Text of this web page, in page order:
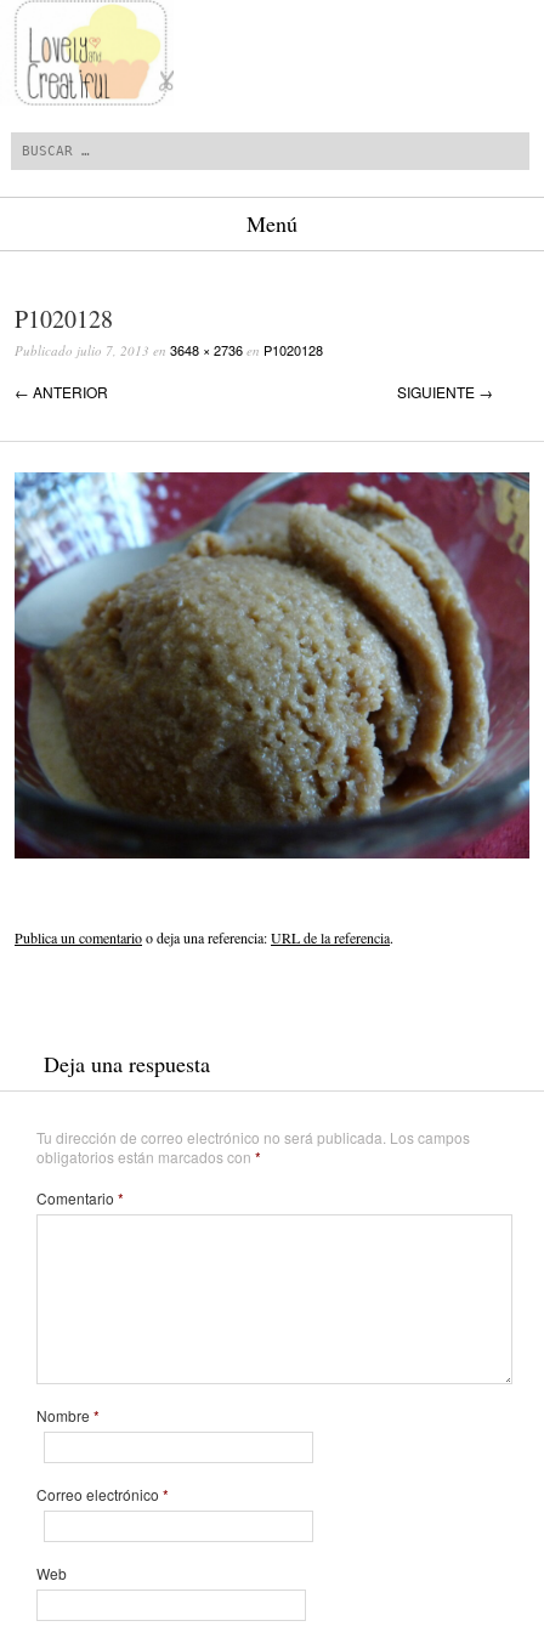
Menú
P1020128
Publicado julio 7, 2013 en 3648 × 2736 en P1020128
← ANTERIOR SIGUIENTE →
Publica un comentarioo deja una referencia:URL de la referencia.
Deja una respuesta
Tu dirección de correo electrónico no será publicada. Los campos
obligatorios están marcados con *
Comentario *
Nombre *
Correo electrónico *
Web